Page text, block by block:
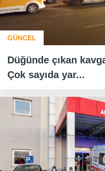
GÜNCEL
Düğünde çıkan
Çok sayıda yar...